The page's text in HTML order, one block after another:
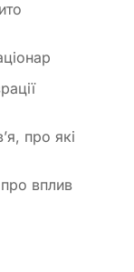
про які
вплив